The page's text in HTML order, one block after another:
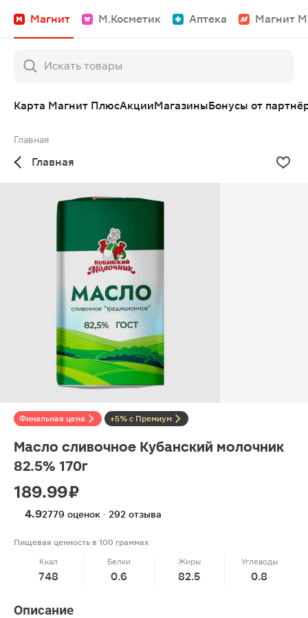
Магнит М.Косметик Аптека Магнит
Карта Магнит ПлюсАкцииМагазиныБонусы от
Главная
Главная
Финальная цена +5% с Премиум
Масло сливочное Кубанский молочник
82.5% 170г
189.99 ₽
4.92779 оценок · 292 отзыва
Пищевая ценность в 100 граммах
Ккал
748
Белки
0.6
Жиры
82.5
Углеводы
0.8
Описание